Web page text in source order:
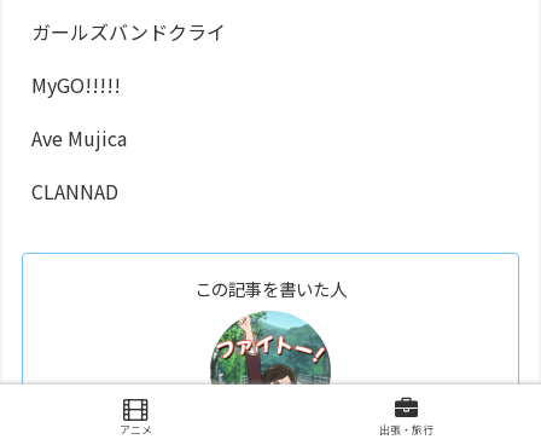
ガールズバンドクライ
MyGO!!!!!
Ave Mujica
CLANNAD
この記事を書いた人
アニメ 出張・旅行